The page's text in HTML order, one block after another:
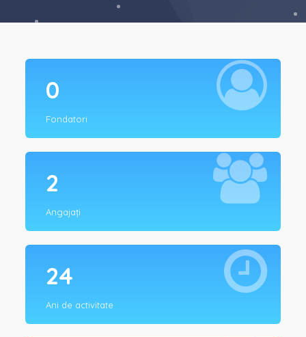
0
Fondatori
2
Angajați
24
Ani de activitate